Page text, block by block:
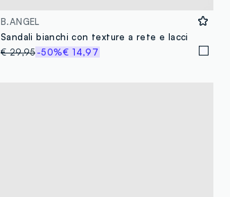
B.ANGEL
Sandali bianchi con texture a rete e lacci
€ 29,95-50%€ 14,97